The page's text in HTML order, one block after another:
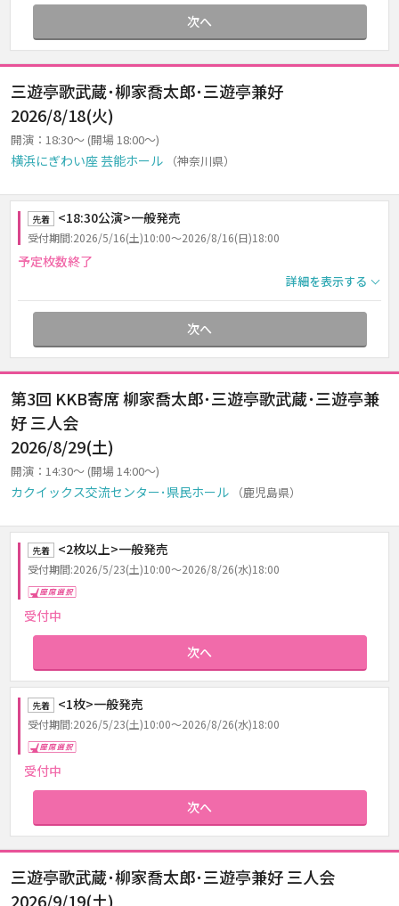
次へ
三遊亭歌武蔵･柳家喬太郎･三遊亭兼好
2026/8/18(火)
開演：18:30～ (開場 18:00～)
横浜にぎわい座 芸能ホール （神奈川県）
先着 <18:30公演>一般発売
受付期間:2026/5/16(土)10:00～2026/8/16(日)18:00
予定枚数終了
詳細を表示する
次へ
第3回 KKB寄席 柳家喬太郎･三遊亭歌武蔵･三遊亭兼
好 三人会
2026/8/29(土)
開演：14:30～ (開場 14:00～)
カクイックス交流センター･県民ホール （鹿児島県）
先着 <2枚以上>一般発売
受付期間:2026/5/23(土)10:00～2026/8/26(水)18:00
受付中
次へ
先着 <1枚>一般発売
受付期間:2026/5/23(土)10:00～2026/8/26(水)18:00
受付中
次へ
三遊亭歌武蔵･柳家喬太郎･三遊亭兼好 三人会
2026/9/19(土)